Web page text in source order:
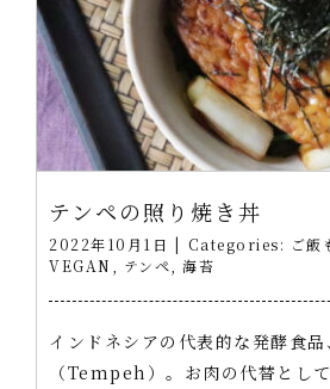
テンペの照り焼き丼
2022年10月1日 | Categories: ご飯
VEGAN
テンペ 海苔
インドネシアの代表的な発酵食品
（Tempeh）。お肉の代替とし